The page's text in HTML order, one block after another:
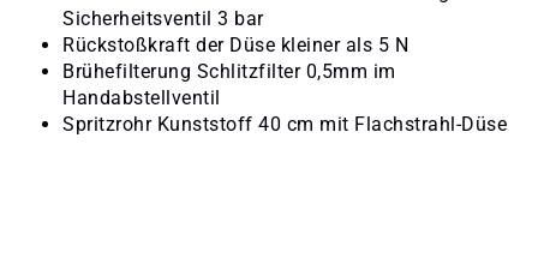
Sicherheitsventil 3 bar
Rückstoßkraft der Düse kleiner als 5 N
Brühefilterung Schlitzfilter 0,5mm im
Handabstellventil
Spritzrohr Kunststoff 40 cm mit Flachstrahl-Düse